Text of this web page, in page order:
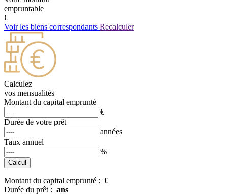
empruntable
€
Voir les biens correspondants Recalculer
Calculez
vos mensualités
Montant du capital emprunté
€
Durée de votre prêt
années
Taux annuel
%
Montant du capital emprunté : €
Durée du prêt : ans